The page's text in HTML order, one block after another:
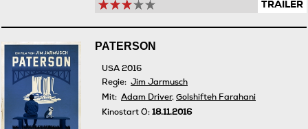
TRAILER
PATERSON
USA 2016
Regie: Jim Jarmusch
Mit: Adam Driver, Golshifteh Farahani
Kinostart Ö: 18.11.2016